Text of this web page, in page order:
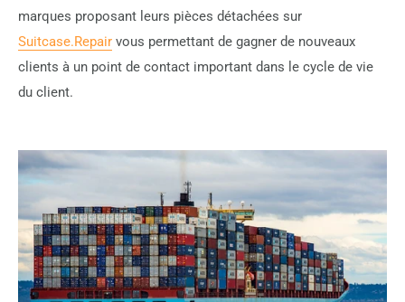
marques proposant leurs pièces détachées sur
Suitcase.Repair vous permettant de gagner de nouveaux
clients à un point de contact important dans le cycle de vie
du client.